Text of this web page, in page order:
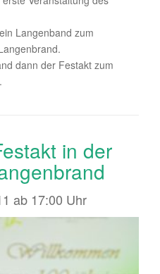
Langenband zum
dann der Festakt zum
in der
ab 17:00 Uhr